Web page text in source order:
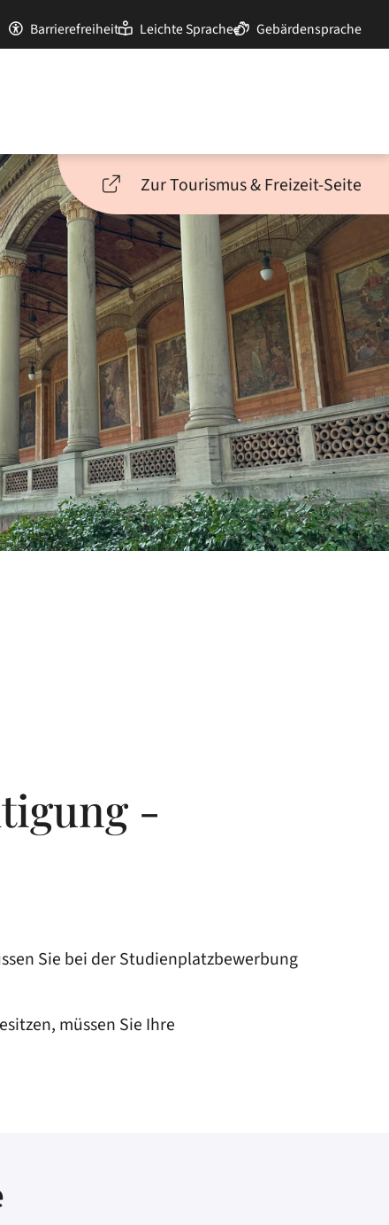
Barrierefreiheit Leichte Sprache Gebärdensprache
Zur Tourismus & Freizeit-Seite
-
Sie bei der Studienplatzbewerbung
müssen Sie Ihre